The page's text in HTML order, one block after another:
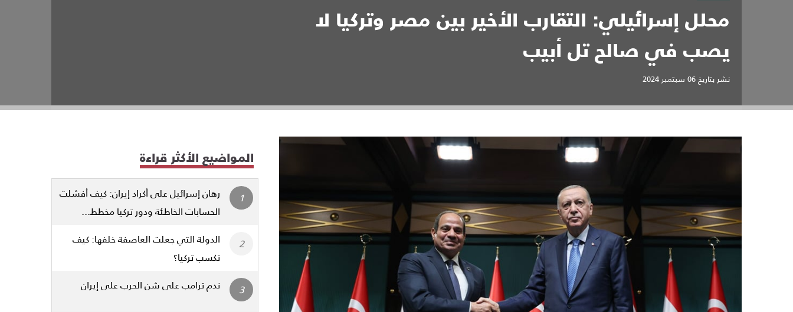
محلل إسرائيلي: التقارب الأخير بين مصر وتركيا لا
يصب في صالح تل أبيب
نشر بتاريخ06 سبتمبر 2024
المواضيع الأكثر قراءة
رهان إسرائيل على أكراد إيران: كيف أفشلت
الحسابات الخاطئة ودور تركيا مخطط...
الدولة التي جعلت العاصفة خلفها: كيف
تكسب تركيا؟
ندم ترامب على شن الحرب على إيران